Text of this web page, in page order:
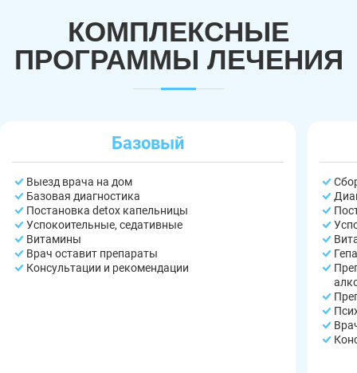
КОМПЛЕКСНЫЕ
ПРОГРАММЫ ЛЕЧЕНИЯ
Базовый
Выезд врача на дом
Базовая диагностика
Постановка detox капельницы
Успокоительные, седативные
Витамины
Врач оставит препараты
Консультации и рекомендации